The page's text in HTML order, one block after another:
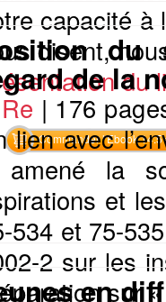
capacité à
disent,
du
Commander l'Ebook 14.5
du
de la
| 176
lien avec
la
et
534 et 75-
2 sur les
sur
en